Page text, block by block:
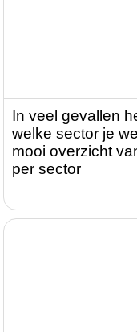
In veel gevallen
welke sector je
mooi overzicht
per sector